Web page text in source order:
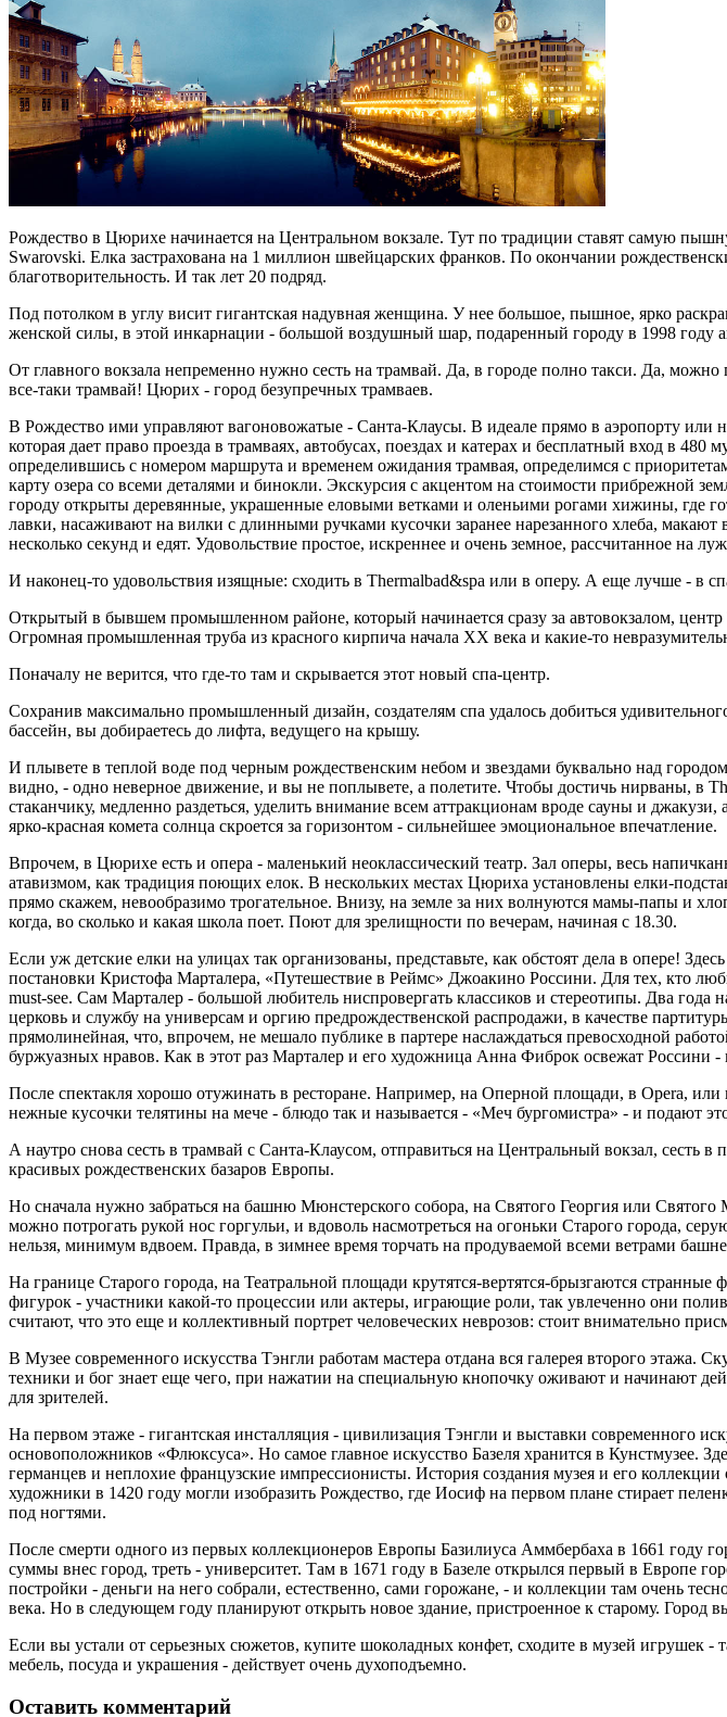
Рождество в Цюрихе начинается на Центральном вокзале. Тут по традиции ставят самую
Swarovski. Елка застрахована на 1 миллион швейцарских франков. По окончании
благотворительность. И так лет 20 подряд.
Под потолком в углу висит гигантская надувная женщина. У нее большое, пышное, ярко
женской силы, в этой инкарнации - большой воздушный шар, подаренный городу в 1998 году
От главного вокзала непременно нужно сесть на трамвай. Да, в городе полно такси. Да,
все-таки трамвай! Цюрих - город безупречных трамваев.
В Рождество ими управляют вагоновожатые - Санта-Клаусы. В идеале прямо в аэропорту или
которая дает право проезда в трамваях, автобусах, поездах и катерах и бесплатный вход в
определившись с номером маршрута и временем ожидания трамвая, определимся с
карту озера со всеми деталями и бинокли. Экскурсия с акцентом на стоимости прибрежной
городу открыты деревянные, украшенные еловыми ветками и оленьими рогами хижины, где
лавки, насаживают на вилки с длинными ручками кусочки заранее нарезанного хлеба,
несколько секунд и едят. Удовольствие простое, искреннее и очень земное, рассчитанное на
И наконец-то удовольствия изящные: сходить в Thermalbad&spa или в оперу. А еще лучше - в
Открытый в бывшем промышленном районе, который начинается сразу за автовокзалом,
Огромная промышленная труба из красного кирпича начала XX века и какие-то
Поначалу не верится, что где-то там и скрывается этот новый спа-центр.
Сохранив максимально промышленный дизайн, создателям спа удалось добиться
бассейн, вы добираетесь до лифта, ведущего на крышу.
И плывете в теплой воде под черным рождественским небом и звездами буквально над
видно, - одно неверное движение, и вы не поплывете, а полетите. Чтобы достичь нирваны, в
стаканчику, медленно раздеться, уделить внимание всем аттракционам вроде сауны и
ярко-красная комета солнца скроется за горизонтом - сильнейшее эмоциональное впечатление.
Впрочем, в Цюрихе есть и опера - маленький неоклассический театр. Зал оперы, весь
атавизмом, как традиция поющих елок. В нескольких местах Цюриха установлены елки-
прямо скажем, невообразимо трогательное. Внизу, на земле за них волнуются мамы-папы и
когда, во сколько и какая школа поет. Поют для зрелищности по вечерам, начиная с 18.30.
Если уж детские елки на улицах так организованы, представьте, как обстоят дела в опере!
постановки Кристофа Марталера, «Путешествие в Реймс» Джоакино Россини. Для тех, кто
must-see. Сам Марталер - большой любитель ниспровергать классиков и стереотипы. Два
церковь и службу на универсам и оргию предрождественской распродажи, в качестве
прямолинейная, что, впрочем, не мешало публике в партере наслаждаться превосходной
буржуазных нравов. Как в этот раз Марталер и его художница Анна Фиброк освежат Россини -
После спектакля хорошо отужинать в ресторане. Например, на Оперной площади, в Opera, или
нежные кусочки телятины на мече - блюдо так и называется - «Меч бургомистра» - и подают
А наутро снова сесть в трамвай с Санта-Клаусом, отправиться на Центральный вокзал, сесть
красивых рождественских базаров Европы.
Но сначала нужно забраться на башню Мюнстерского собора, на Святого Георгия или
можно потрогать рукой нос горгульи, и вдоволь насмотреться на огоньки Старого города,
нельзя, минимум вдвоем. Правда, в зимнее время торчать на продуваемой всеми ветрами
На границе Старого города, на Театральной площади крутятся-вертятся-брызгаются
фигурок - участники какой-то процессии или актеры, играющие роли, так увлеченно они
считают, что это еще и коллективный портрет человеческих неврозов: стоит внимательно
В Музее современного искусства Тэнгли работам мастера отдана вся галерея второго этажа.
техники и бог знает еще чего, при нажатии на специальную кнопочку оживают и начинают
для зрителей.
На первом этаже - гигантская инсталляция - цивилизация Тэнгли и выставки современного
основоположников «Флюксуса». Но самое главное искусство Базеля хранится в Кунстмузее.
германцев и неплохие французские импрессионисты. История создания музея и его
художники в 1420 году могли изобразить Рождество, где Иосиф на первом плане стирает
под ногтями.
После смерти одного из первых коллекционеров Европы Базилиуса Аммбербаха в 1661 году
суммы внес город, треть - университет. Там в 1671 году в Базеле открылся первый в Европе
постройки - деньги на него собрали, естественно, сами горожане, - и коллекции там очень
века. Но в следующем году планируют открыть новое здание, пристроенное к старому.
Если вы устали от серьезных сюжетов, купите шоколадных конфет, сходите в музей игрушек
мебель, посуда и украшения - действует очень духоподъемно.
Оставить комментарий